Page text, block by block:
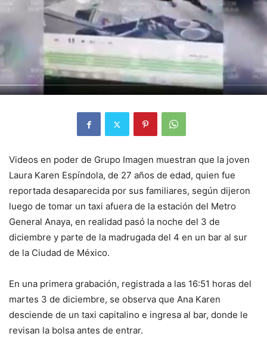
Videos en poder de Grupo Imagen muestran que la joven
Laura Karen Espíndola, de 27 años de edad, quien fue
reportada desaparecida por sus familiares, según dijeron
luego de tomar un taxi afuera de la estación del Metro
General Anaya, en realidad pasó la noche del 3 de
diciembre y parte de la madrugada del 4 en un bar al sur
de la Ciudad de México.
En una primera grabación, registrada a las 16:51 horas del
martes 3 de diciembre, se observa que Ana Karen
desciende de un taxi capitalino e ingresa al bar, donde le
revisan la bolsa antes de entrar.